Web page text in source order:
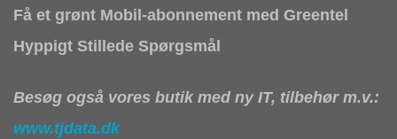
Få et grønt Mobil-abonnement med Greentel
Hyppigt Stillede Spørgsmål
Besøg også vores butik med ny IT, tilbehør m.v.:
www.tjdata.dk